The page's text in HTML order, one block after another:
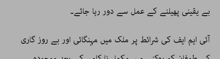
بے یقینی پھیلنے کے عمل سے دور رہا جائے۔
آئی ایم ایف کی شرائط پر ملک میں مہنگائی اور بے روز گاری